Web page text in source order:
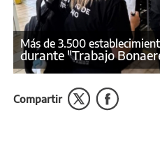
Más de 3.500
durante "Trabajo
Compartir